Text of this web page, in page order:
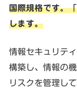
国際規格です。
します。
情報セキュリテ
構築し、情報の
リスクを管理し